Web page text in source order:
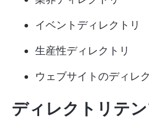
イベントディレクトリ
生産性ディレクトリ
ウェブサイトのディレ
ディレクトリテ